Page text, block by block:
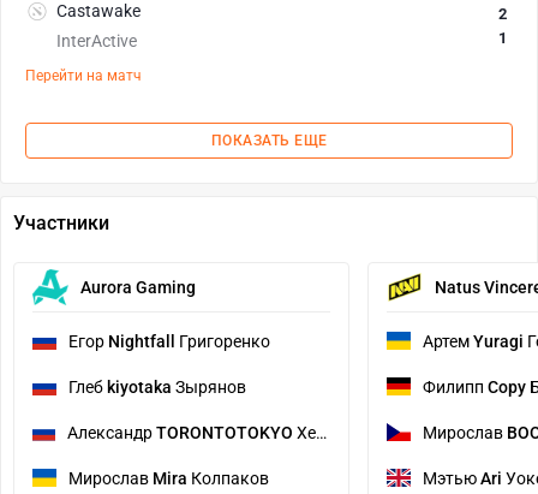
Castawake
InterActive
2
1
Перейти на матч
ПОКАЗАТЬ ЕЩЕ
Участники
Aurora Gaming
Егор Nightfall Григоренко
Глеб kiyotaka Зырянов
АлександрTORONTOTOKYO Хертек
Мирослав Mira Колпаков
Natus
АртемYuragi
Филипп Copy
Мирослав
МэтьюAri